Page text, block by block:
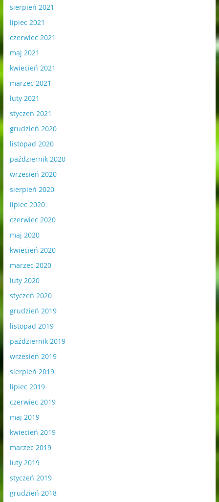
sierpień 2021
lipiec 2021
czerwiec 2021
maj 2021
kwiecień 2021
marzec 2021
luty 2021
styczeń 2021
grudzień 2020
listopad 2020
październik 2020
wrzesień 2020
sierpień 2020
lipiec 2020
czerwiec 2020
maj 2020
kwiecień 2020
marzec 2020
luty 2020
styczeń 2020
grudzień 2019
listopad 2019
październik 2019
wrzesień 2019
sierpień 2019
lipiec 2019
czerwiec 2019
maj 2019
kwiecień 2019
marzec 2019
luty 2019
styczeń 2019
grudzień 2018